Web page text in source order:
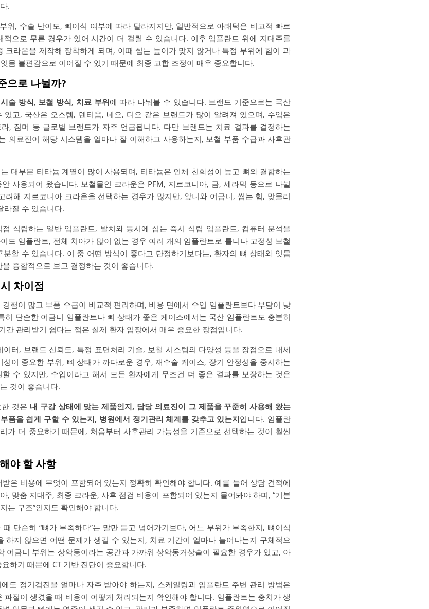
.
위, 수술 난이도, 뼈이식 여부에 따라 달라지지만, 일반적으로 아래턱은 비교적 빠르
으로 무른 경우가 있어 시간이 더 걸릴 수 있습니다. 이후 임플란트 위에 지대주를
크라운을 제작해 장착하게 되며, 이때 씹는 높이가 맞지 않거나 특정 부위에 힘이 과
몸 불편감으로 이어질 수 있기 때문에 최종 교합 조정이 매우 중요합니다.
으로 나뉠까?
시술 방식, 보철 방식, 치료 부위에 따라 나눠볼 수 있습니다. 브랜드 기준으로는 국산
있고, 국산은 오스템, 덴티움, 네오, 디오 같은 브랜드가 많이 알려져 있으며, 수입은
, 짐머 등 글로벌 브랜드가 자주 언급됩니다. 다만 브랜드는 치료 결과를 결정하는
의료진이 해당 시스템을 얼마나 잘 이해하고 사용하는지, 보철 부품 수급과 사후관
대부분 티타늄 계열이 많이 사용되며, 티타늄은 인체 친화성이 높고 뼈와 결합하는
사용되어 왔습니다. 보철물인 크라운은 PFM, 지르코니아, 금, 세라믹 등으로 나뉠
려해 지르코니아 크라운을 선택하는 경우가 많지만, 앞니와 어금니, 씹는 힘, 맞물리
라질 수 있습니다.
식립하는 일반 임플란트, 발치와 동시에 심는 즉시 식립 임플란트, 컴퓨터 분석을
드 임플란트, 전체 치아가 많이 없는 경우 여러 개의 임플란트로 틀니나 고정성 보철
할 수 있습니다. 이 중 어떤 방식이 좋다고 단정하기보다는, 환자의 뼈 상태와 잇몸
종합적으로 보고 결정하는 것이 좋습니다.
차이점
험이 많고 부품 수급이 비교적 편리하며, 비용 면에서 수입 임플란트보다 부담이 낮
히 단순한 어금니 임플란트나 뼈 상태가 좋은 케이스에서는 국산 임플란트도 충분히
간 관리받기 쉽다는 점은 실제 환자 입장에서 매우 중요한 장점입니다.
터, 브랜드 신뢰도, 특정 표면처리 기술, 보철 시스템의 다양성 등을 장점으로 내세
이 중요한 부위, 뼈 상태가 까다로운 경우, 재수술 케이스, 장기 안정성을 중시하는
수 있지만, 수입이라고 해서 모든 환자에게 무조건 더 좋은 결과를 보장하는 것은
것이 좋습니다.
것은 내 구강 상태에 맞는 제품인지, 담당 의료진이 그 제품을 꾸준히 사용해 왔는
품을 쉽게 구할 수 있는지, 병원에서 정기관리 체계를 갖추고 있는지입니다. 임플란
가 더 중요하기 때문에, 처음부터 사후관리 가능성을 기준으로 선택하는 것이 훨씬
야 할 사항
은 비용에 무엇이 포함되어 있는지 정확히 확인해야 합니다. 예를 들어 상담 견적에
, 맞춤 지대주, 최종 크라운, 사후 점검 비용이 포함되어 있는지 물어봐야 하며, “기본
는 구조”인지도 확인해야 합니다.
단순히 “뼈가 부족하다”는 말만 듣고 넘어가기보다, 어느 부위가 부족한지, 뼈이식
하지 않으면 어떤 문제가 생길 수 있는지, 치료 기간이 얼마나 늘어나는지 구체적으
어금니 부위는 상악동이라는 공간과 가까워 상악동거상술이 필요한 경우가 있고, 아
하기 때문에 CT 기반 진단이 중요합니다.
도 정기검진을 얼마나 자주 받아야 하는지, 스케일링과 임플란트 주변 관리 방법은
절이 생겼을 때 비용이 어떻게 처리되는지 확인해야 합니다. 임플란트는 충치가 생